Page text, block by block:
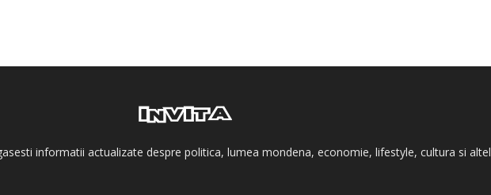
informatii actualizate despre politica, lumea mondena, economie, lifestyle, cultura si